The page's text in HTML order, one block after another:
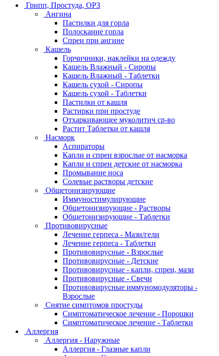
Грипп, Простуда, ОРЗ
Ангина
Пастилки для горла
Полоскание горла
Спреи при ангине
Кашель
Горчичники, наклейки на одежду
Кашель Влажный - Сиропы
Кашель Влажный - Таблетки
Кашель сухой - Сиропы
Кашель сухой - Таблетки
Пастилки от кашля
Растирки при простуде
Отхаркивающее муколитич ср-во
Растит Таблетки от кашля
Насморк
Аспираторы
Капли и спреи взрослые от насморка
Капли и спреи детские от насморка
Промывание носа
Солевые растворы детские
Общетонизирующие
Иммуностимулирующие
Общетонизирующие - Растворы
Общетонизирующие - Таблетки
Противовирусные
Лечение герпеса - Мази/гели
Лечение герпеса - Таблетки
Противовирусные - Взрослые
Противовирусные - Детские
Противовирусные - капли, спреи, мази
Противовирусные - Свечи
Противовирусные иммуномодуляторы -
Взрослые
Снятие симптомов простуды
Симптоматическое лечение - Порошки
Симптоматическое лечение - Таблетки
Аллергия
Аллергия - Наружные
Аллергия - Глазные капли